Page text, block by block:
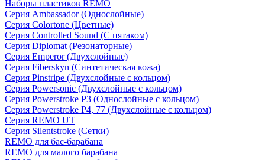
Наборы пластиков REMO
Серия Ambassador (Однослойные)
Серия Colortone (Цветные)
Серия Controlled Sound (С пятаком)
Серия Diplomat (Резонаторные)
Серия Emperor (Двухслойные)
Серия Fiberskyn (Синтетическая кожа)
Серия Pinstripe (Двухслойные с кольцом)
Серия Powersonic (Двухслойные с кольцом)
Серия Powerstroke P3 (Однослойные с кольцом)
Серия Powerstroke P4, 77 (Двухслойные с кольцом)
Серия REMO UT
Серия Silentstroke (Сетки)
REMO для бас-барабана
REMO для малого барабана